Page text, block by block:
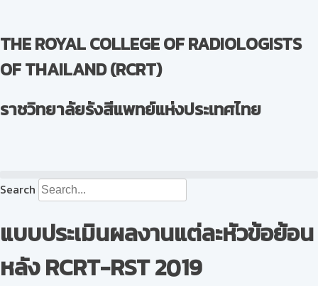
THE ROYAL COLLEGE OF RADIOLOGISTS
OF THAILAND (RCRT)
ราชวิทยาลัยรังสีแพทย์แห่งประเทศไทย
Search
แบบประเมินผลงานแต่ละหัวข้อย้อน
หลัง RCRT-RST 2019